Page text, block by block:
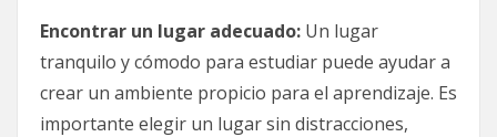
Encontrar un lugar adecuado: Un lugar
tranquilo y cómodo para estudiar puede ayudar a
crear un ambiente propicio para el aprendizaje. Es
importante elegir un lugar sin distracciones,